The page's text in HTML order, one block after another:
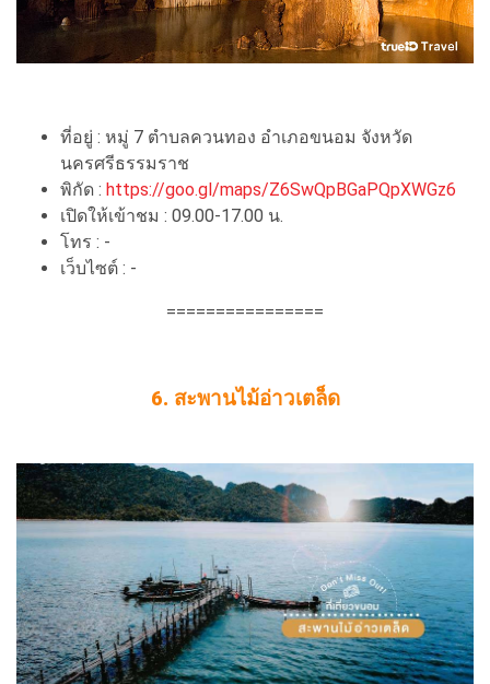
ที่อยู่ : หมู่ 7 ตำบลควนทอง อำเภอขนอม จังหวัด
นครศรีธรรมราช
พิกัด : https://goo.gl/maps/Z6SwQpBGaPQpXWGz6
เปิดให้เข้าชม : 09.00-17.00 น.
โทร : -
เว็บไซต์ : -
================
6. สะพานไม้อ่าวเตล็ด